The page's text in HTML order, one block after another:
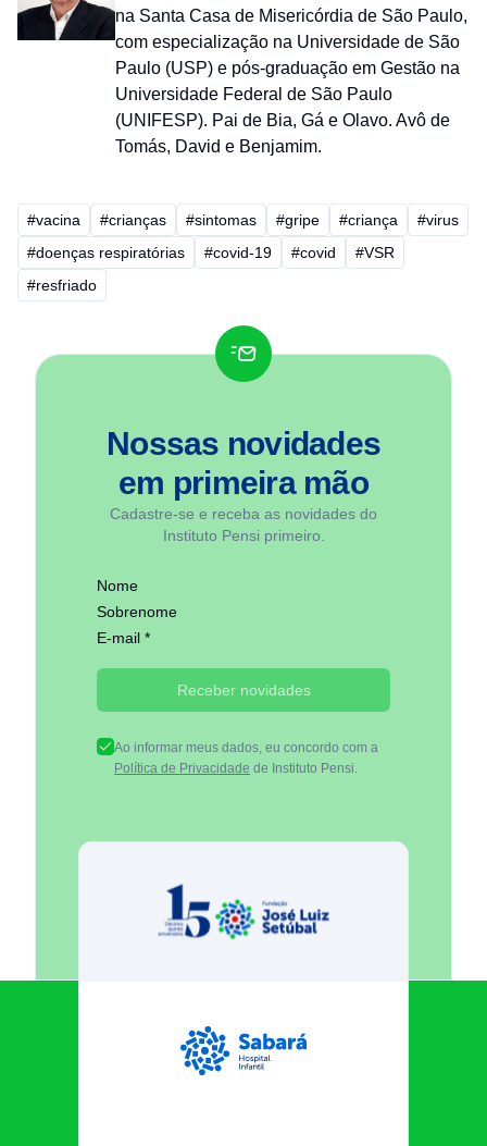
na Santa Casa de Misericórdia de São Paulo,
com especialização na Universidade de São
Paulo (USP) e pós-graduação em Gestão na
Universidade Federal de São Paulo
(UNIFESP). Pai de Bia, Gá e Olavo. Avô de
Tomás, David e Benjamim.
#vacina #crianças #sintomas #gripe #criança
#virus
#doenças respiratórias
#covid-19 #covid
#VSR
#resfriado
Nossas novidades
em primeira mão
Cadastre-se e receba as novidades do
Instituto Pensi primeiro.
Nome
Sobrenome
E-mail *
Receber novidades
Ao informar meus dados, eu concordo com a
Política de Privacidade de Instituto Pensi.
Fundação José Luiz Egydio
Sabará Hospital Infantil